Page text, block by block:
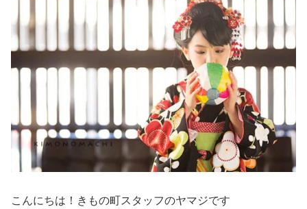
こんにちは！きもの町スタッフのヤマジです